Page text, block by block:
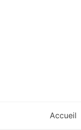
Accueil